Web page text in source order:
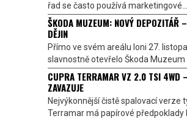
řad se často používá marketingové...
ŠKODA MUZEUM: NOVÝ DEPOZITÁŘ
DĚJIN
Přímo ve svém areálu loni 27.
slavnostně otevřelo Škoda Muzeum
CUPRA TERRAMAR VZ 2.0 TSI 4WD
ZAVAZUJE
Nejvýkonnější čistě spalovací verze
Terramar má papírové předpoklady